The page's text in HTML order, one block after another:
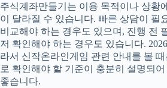
주식계좌만들기는 이용 목적이나 상황
이 달라질 수 있습니다. 빠른 상담이 필
비교해야 하는 경우도 있으며, 진행 전
저 확인해야 하는 경우도 있습니다.
라서 신작온라인게임 관련 안내를 볼
로 확인해야 할 기준이 충분히 설명되어
좋습니다.